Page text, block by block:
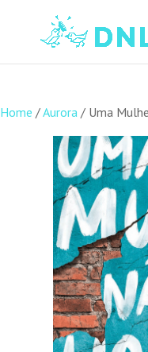
Home /Aurora / Uma